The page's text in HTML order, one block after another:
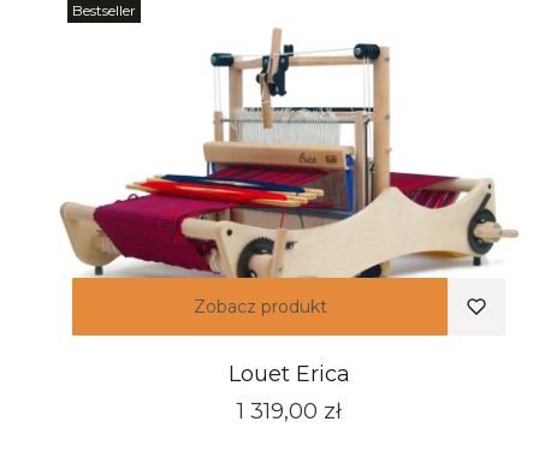
Bestseller
Zobacz produkt
Louet Erica
Cena
1 319,00 zł